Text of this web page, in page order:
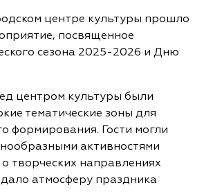
центре культуры прошло
посвященное
сезона 2025-2026 и Дню
центром культуры были
тематические зоны для
формирования. Гости могли
активностями
творческих направлениях
атмосферу праздника